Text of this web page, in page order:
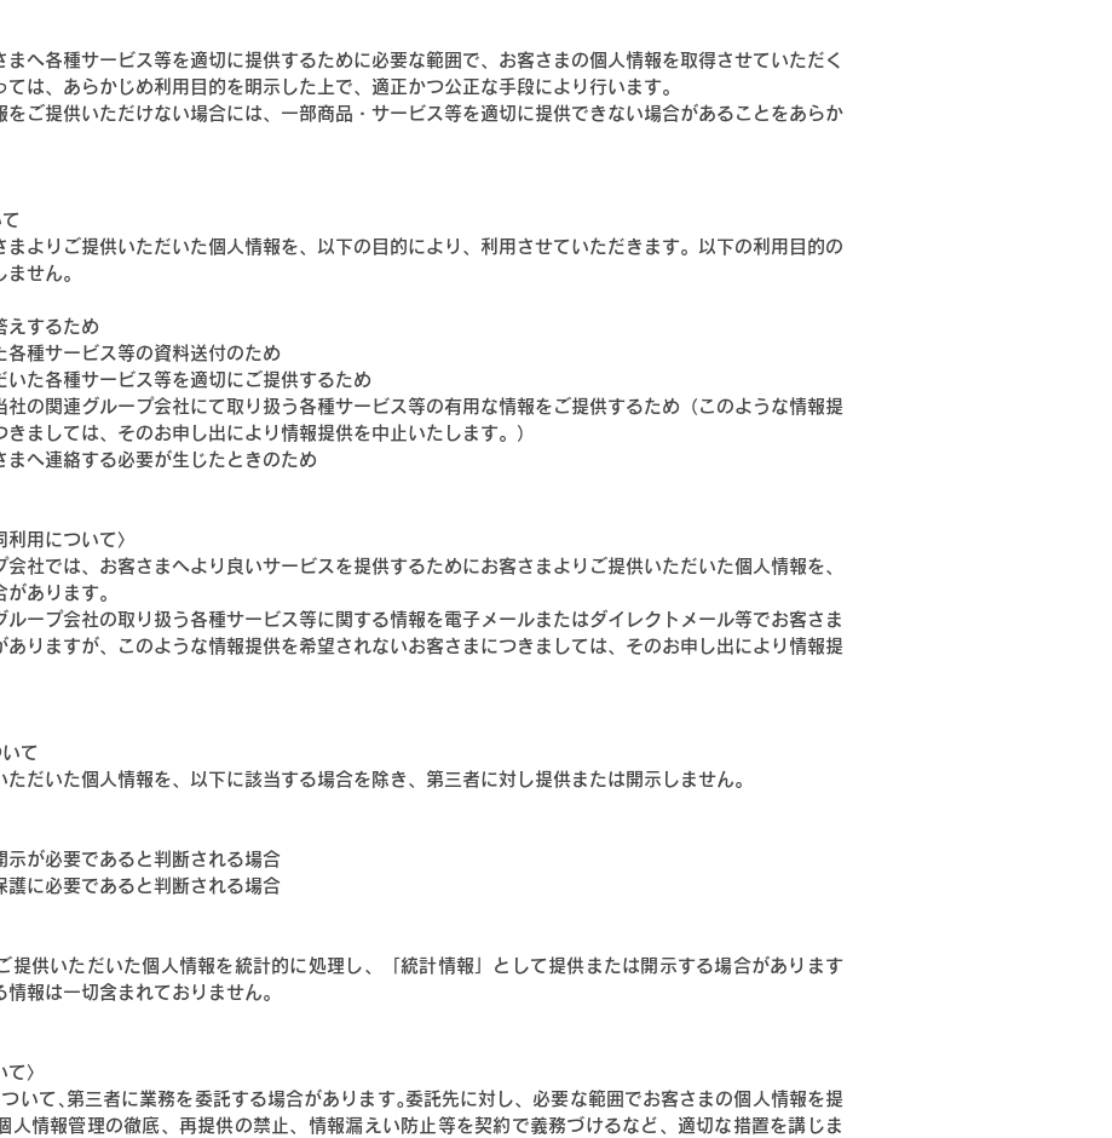
へ各種サービス等を適切に提供するために必要な範囲で、お客さまの個人情報を取得させていただく
は、あらかじめ利用目的を明示した上で、適正かつ公正な手段により行います。
をご提供いただけない場合には、一部商品・サービス等を適切に提供できない場合があることをあらか
まよりご提供いただいた個人情報を、以下の目的により、利用させていただきます。以下の利用目的の
せん。
えするため
各種サービス等の資料送付のため
いた各種サービス等を適切にご提供するため
社の関連グループ会社にて取り扱う各種サービス等の有用な情報をご提供するため（このような情報提
ましては、そのお申し出により情報提供を中止いたします。）
まへ連絡する必要が生じたときのため
利用について〉
社では、お客さまへより良いサービスを提供するためにお客さまよりご提供いただいた個人情報を、
あります。
ループ会社の取り扱う各種サービス等に関する情報を電子メールまたはダイレクトメール等でお客さま
ありますが、このような情報提供を希望されないお客さまにつきましては、そのお申し出により情報提
て
だいた個人情報を、以下に該当する場合を除き、第三者に対し提供または開示しません。
示が必要であると判断される場合
護に必要であると判断される場合
提供いただいた個人情報を統計的に処理し、「統計情報」として提供または開示する場合があります
報は一切含まれておりません。
〉
いて､第三者に業務を委託する場合があります｡委託先に対し、必要な範囲でお客さまの個人情報を提
人情報管理の徹底、再提供の禁止、情報漏えい防止等を契約で義務づけるなど、適切な措置を講じま